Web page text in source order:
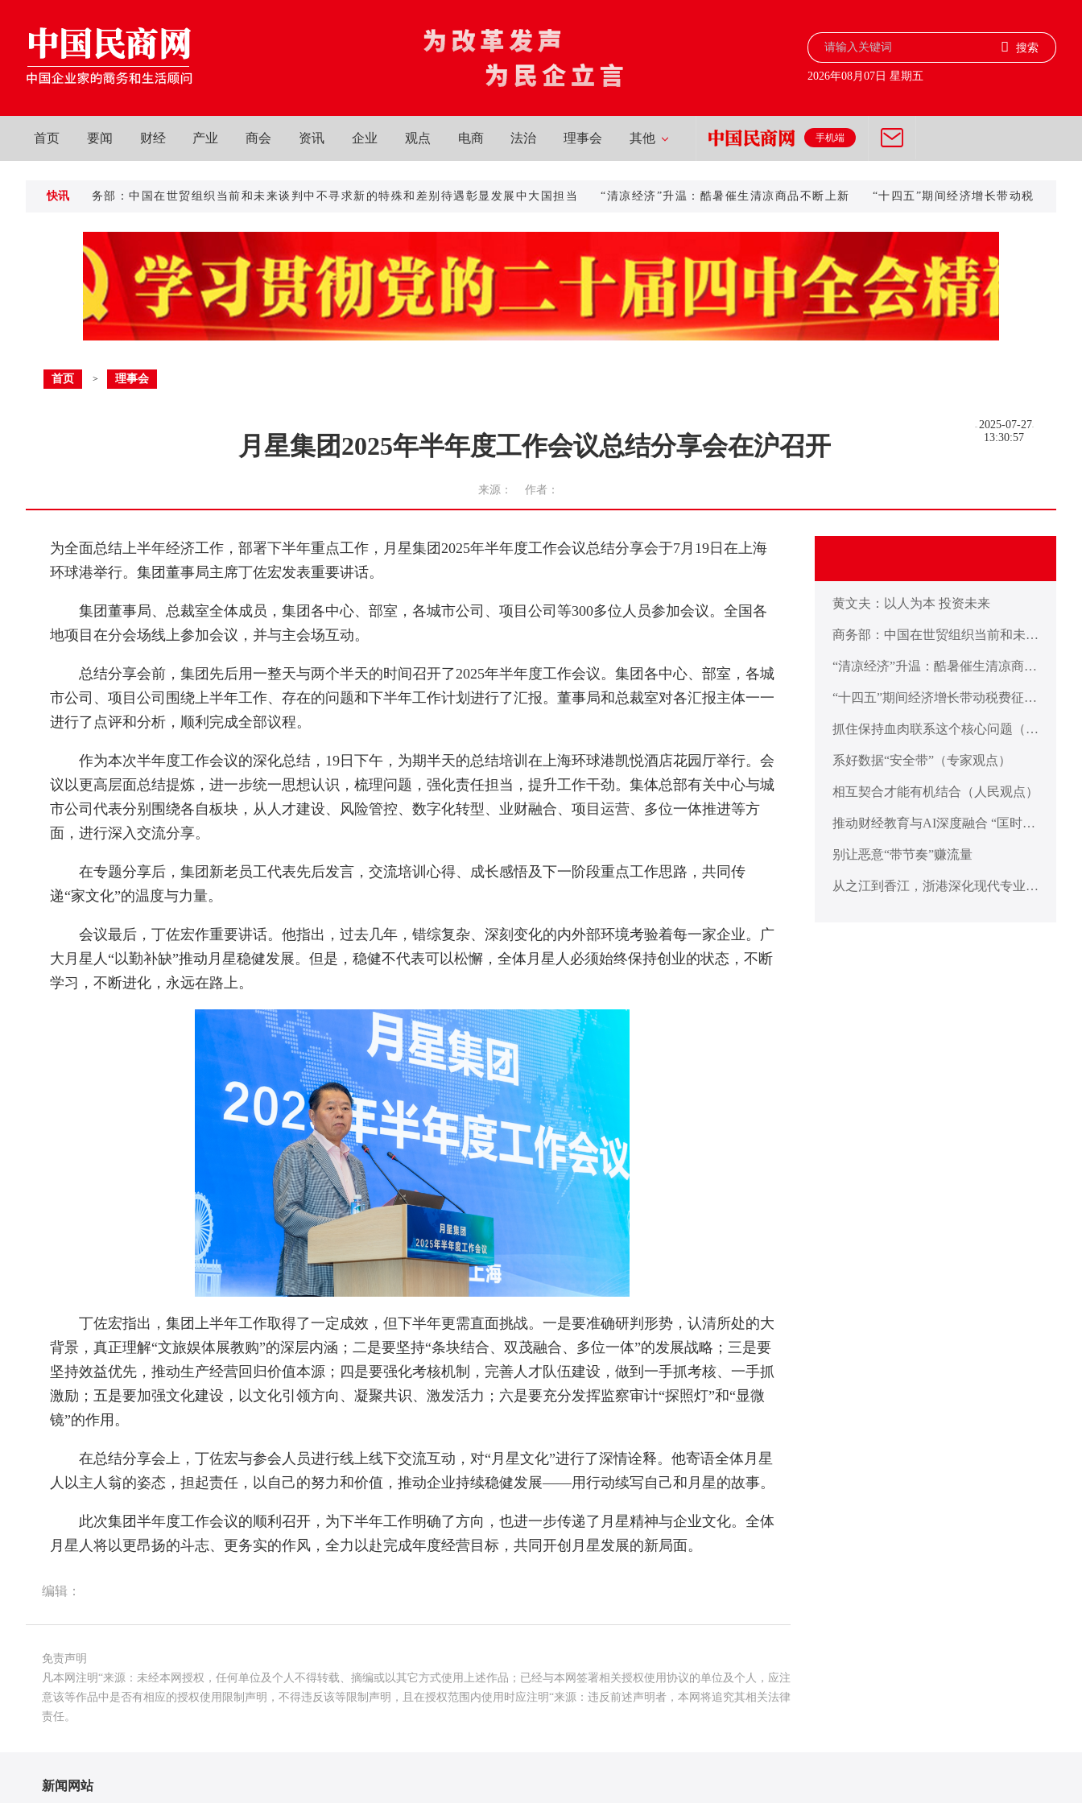
搜索
2026年08月07日 星期五
首页 要闻 财经 产业 商会 资讯 企业 观点 电商 法治 理事会 其他 手机端
快讯
商务部：中国在世贸组织当前和未来谈判中不寻求新的特殊和差别待遇彰显发展中大国担当 “清凉经济”升温：酷暑催生清凉商品不断上新 “十四五”期间经济增长带动税费征收累计
首页 > 理事会
月星集团2025年半年度工作会议总结分享会在沪召开
来源： 作者：
2025-07-27
13:30:57
为全面总结上半年经济工作，部署下半年重点工作，月星集团2025年半年度工作会议总结分享会于7月19日在上海
环球港举行。集团董事局主席丁佐宏发表重要讲话。
集团董事局、总裁室全体成员，集团各中心、部室，各城市公司、项目公司等300多位人员参加会议。全国各
地项目在分会场线上参加会议，并与主会场互动。
总结分享会前，集团先后用一整天与两个半天的时间召开了2025年半年度工作会议。集团各中心、部室，各城
市公司、项目公司围绕上半年工作、存在的问题和下半年工作计划进行了汇报。董事局和总裁室对各汇报主体一一
进行了点评和分析，顺利完成全部议程。
作为本次半年度工作会议的深化总结，19日下午，为期半天的总结培训在上海环球港凯悦酒店花园厅举行。会
议以更高层面总结提炼，进一步统一思想认识，梳理问题，强化责任担当，提升工作干劲。集体总部有关中心与城
市公司代表分别围绕各自板块，从人才建设、风险管控、数字化转型、业财融合、项目运营、多位一体推进等方
面，进行深入交流分享。
在专题分享后，集团新老员工代表先后发言，交流培训心得、成长感悟及下一阶段重点工作思路，共同传
递“家文化”的温度与力量。
会议最后，丁佐宏作重要讲话。他指出，过去几年，错综复杂、深刻变化的内外部环境考验着每一家企业。广
大月星人“以勤补缺”推动月星稳健发展。但是，稳健不代表可以松懈，全体月星人必须始终保持创业的状态，不断
学习，不断进化，永远在路上。
丁佐宏指出，集团上半年工作取得了一定成效，但下半年更需直面挑战。一是要准确研判形势，认清所处的大
背景，真正理解“文旅娱体展教购”的深层内涵；二是要坚持“条块结合、双茂融合、多位一体”的发展战略；三是要
坚持效益优先，推动生产经营回归价值本源；四是要强化考核机制，完善人才队伍建设，做到一手抓考核、一手抓
激励；五是要加强文化建设，以文化引领方向、凝聚共识、激发活力；六是要充分发挥监察审计“探照灯”和“显微
镜”的作用。
在总结分享会上，丁佐宏与参会人员进行线上线下交流互动，对“月星文化”进行了深情诠释。他寄语全体月星
人以主人翁的姿态，担起责任，以自己的努力和价值，推动企业持续稳健发展——用行动续写自己和月星的故事。
此次集团半年度工作会议的顺利召开，为下半年工作明确了方向，也进一步传递了月星精神与企业文化。全体
月星人将以更昂扬的斗志、更务实的作风，全力以赴完成年度经营目标，共同开创月星发展的新局面。
编辑：
免责声明
凡本网注明“来源：未经本网授权，任何单位及个人不得转载、摘编或以其它方式使用上述作品；已经与本网签署相关授权使用协议的单位及个人，应注
意该等作品中是否有相应的授权使用限制声明，不得违反该等限制声明，且在授权范围内使用时应注明“来源：违反前述声明者，本网将追究其相关法律
责任。
黄文夫：以人为本 投资未来
商务部：中国在世贸组织当前和未来
显发展中大国担当
“清凉经济”升温：酷暑催生清凉商品
“十四五”期间经济增长带动税费征收
抓住保持血肉联系这个核心问题（人
系好数据“安全带”（专家观点）
相互契合才能有机结合（人民观点）
推动财经教育与AI深度融合 “匡时财
别让恶意“带节奏”赚流量
从之江到香江，浙港深化现代专业服
新闻网站